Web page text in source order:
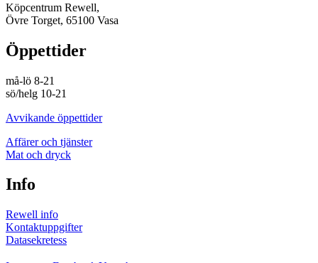
Köpcentrum Rewell,
Övre Torget, 65100 Vasa
Öppettider
må-lö 8-21
sö/helg 10-21
Avvikande öppettider
Affärer och tjänster
Mat och dryck
Info
Rewell info
Kontaktuppgifter
Datasekretess